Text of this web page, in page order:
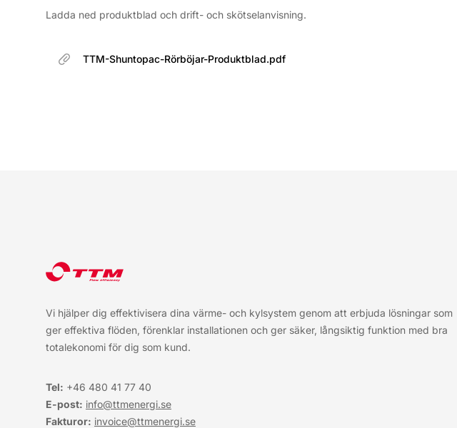
Dokument
Ladda ned produktblad och drift- och skötselanvisning.
TTM-Shuntopac-Rörböjar-Produktblad.pdf
Vi hjälper dig effektivisera dina värme- och kylsystem genom att erbjuda lösningar som
ger effektiva flöden, förenklar installationen och ger säker, långsiktig funktion med bra
totalekonomi för dig som kund.
Tel: +46 480 41 77 40
E-post: info@ttmenergi.se
Fakturor: invoice@ttmenergi.se